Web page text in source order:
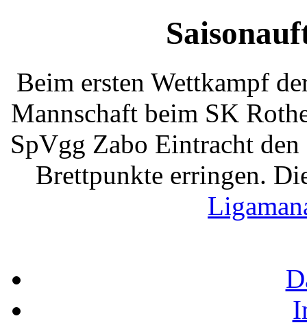
Beim ersten Wettkampf
Mannschaft beim SK
SpVgg Zabo Eintracht
Brettpunkte erringen.